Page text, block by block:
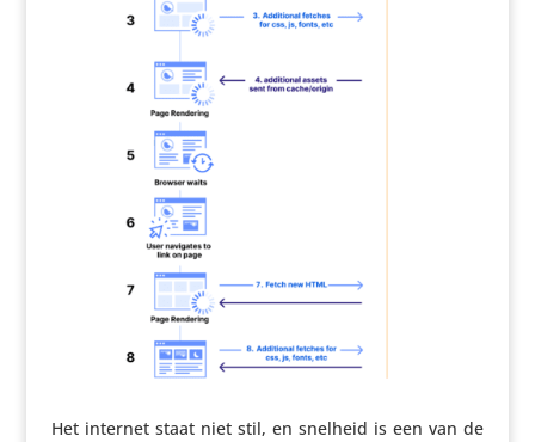
Het internet staat niet stil, en snelheid is een van de